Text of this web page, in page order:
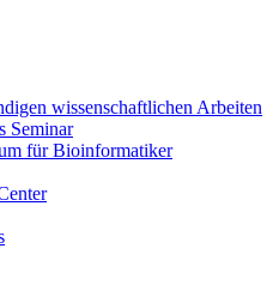
wissenschaftlichen Arbeiten
Seminar
für Bioinformatiker